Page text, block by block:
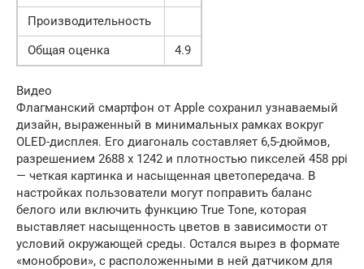
Производительность
Общая оценка
4.9
Видео
Флагманский смартфон от Apple сохранил узнаваемый
дизайн, выраженный в минимальных рамках вокруг
OLED-дисплея. Его диагональ составляет 6,5-дюймов,
разрешением 2688 x 1242 и плотностью пикселей 458 ppi
— четкая картинка и насыщенная цветопередача. В
настройках пользователи могут поправить баланс
белого или включить функцию True Tone, которая
выставляет насыщенность цветов в зависимости от
условий окружающей среды. Остался вырез в формате
«моноброви», с расположенными в ней датчиком для